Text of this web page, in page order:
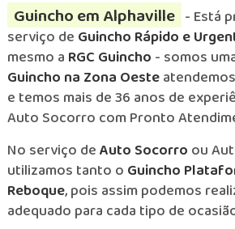
Guincho em Alphaville - Está
serviço de Guincho Rápido e
mesmo a RGC Guincho - somos
Guincho na Zona Oeste
e temos mais de 36 anos de
Auto Socorro com Pronto
No serviço deAuto Socorro ou
utilizamos tanto o Guincho
Reboque, pois assim podemos
adequado para cada tipo de